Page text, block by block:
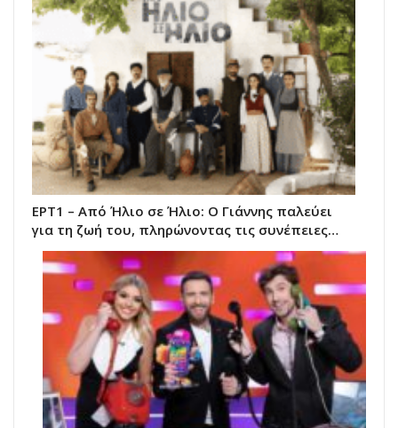
ΕΡΤ1 – Από Ήλιο σε Ήλιο: Ο Γιάννης παλεύει
για τη ζωή του, πληρώνοντας τις συνέπειες…